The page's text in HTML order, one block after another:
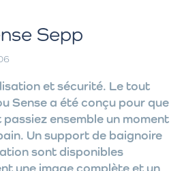
Sepp
et sécurité. Le tout
Sense a été conçu pour que
ensemble un moment
Un support de baignoire
sont disponibles
une image complète et un